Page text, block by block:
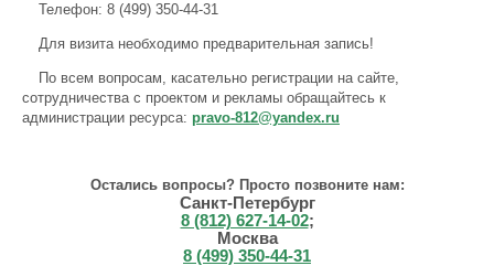
Телефон: 8 (499) 350-44-31
Для визита необходимо предварительная запись!
По всем вопросам, касательно регистрации на сайте,
сотрудничества с проектом и рекламы обращайтесь к
администрации ресурса: pravo-812@yandex.ru
Остались вопросы? Просто позвоните нам:
Санкт-Петербург
8 (812) 627-14-02;
Москва
8 (499) 350-44-31